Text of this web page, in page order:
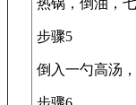
步骤5
倒入一勺高汤